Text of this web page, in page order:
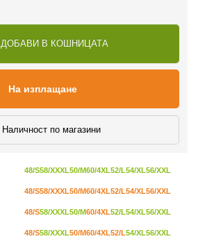
ДОБАВИ В КОШНИЦАТА
На изплащане
Наличност по магазини
48/S58/XXXL50/M60/4XL52/L54/XL56/XXL
48/S58/XXXL50/M60/4XL52/L54/XL56/XXL
48/S58/XXXL50/M60/4XL52/L54/XL56/XXL
48/S58/XXXL50/M60/4XL52/L54/XL56/XXL